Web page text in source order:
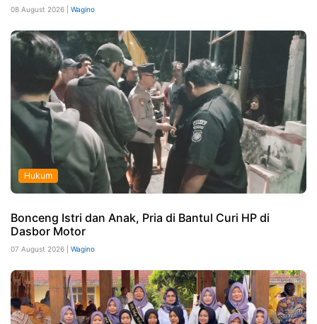
08 August 2026 | Wagino
Hukum
Bonceng Istri dan Anak, Pria di Bantul Curi HP di
Dasbor Motor
07 August 2026 | Wagino